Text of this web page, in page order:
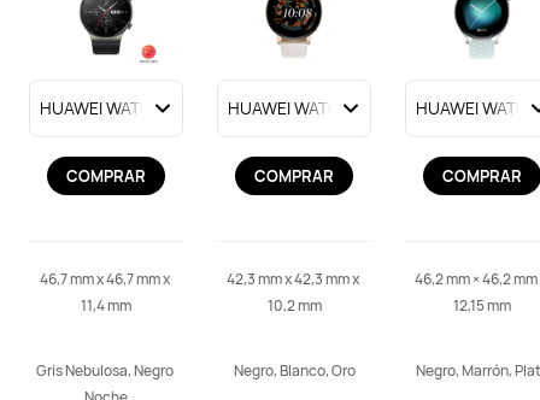
COMPRAR
46,7 mm x 46,7 mm x
11,4 mm
Gris Nebulosa, Negro
COMPRAR
42,3 mm x 42,3 mm x
10,2 mm
Negro, Blanco, Oro
COMPRAR
46,2 mm × 46,2 mm
12,15 mm
Negro, Marrón,